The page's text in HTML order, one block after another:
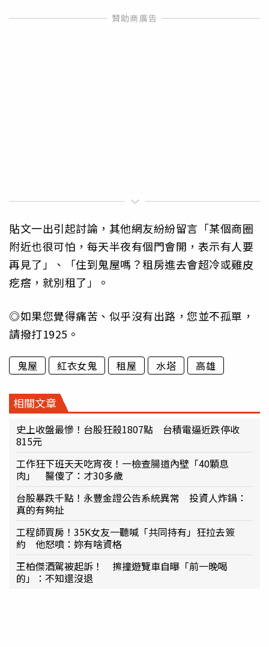
貼文一出引起討論，其他網友紛紛留言「某個商圈
附近也很可怕，每天半夜有個門會開，表示有人要
再見了」、「住到鬼屋嗎？租房進去會超冷或雞皮
疙瘩，就別租了」。
◎如果您覺得痛苦、似乎沒有出路，您並不孤單，
請撥打1925。
鬼屋 紅衣女鬼 租屋 水塔 高雄
相關文章
史上收盤最慘！台股狂殺1807點 台積電逼近跌停收
815元
工作狂下班天天吃宵夜！一檢查腸道內壁「40顆息
肉」 醫傻了：才30多歲
台股暴跌千點！永豐金證公告系統異常 投資人炸鍋：
真的有夠扯
工程師買房！35K女友一聽喊「共同持有」狂拉去簽
約 他怒噴：妳有啥資格
王柏傑酒駕被起訴！ 擦撞遊覽車自曝「前一晚喝
的」：不知還沒退